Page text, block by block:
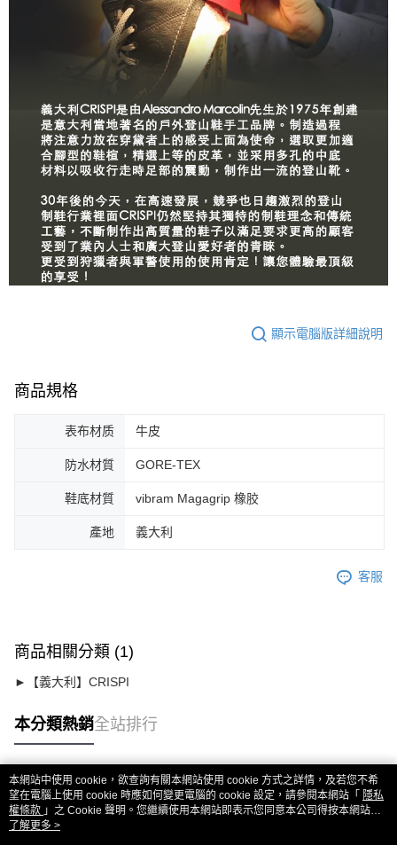
顯示電腦版詳細說明
商品規格
表布材质 牛皮
防水材質 GORE-TEX
鞋底材質 vibram Magagrip 橡胶
產地 義大利
客服
商品相關分類 (1)
►【義大利】CRISPI
本分類熱銷全站排行
熱門標籤
本網站中使用 cookie，欲查詢有關本網站使用 cookie 方式之詳情，及若您不希
望在電腦上使用 cookie 時應如何變更電腦的 cookie 設定，請參閱本網站「 隱私
權條款 」之 Cookie 聲明。您繼續使用本網站即表示您同意本公司得按本網站使
用條款之 Cookie 聲明使用 cookie。
了解更多 >